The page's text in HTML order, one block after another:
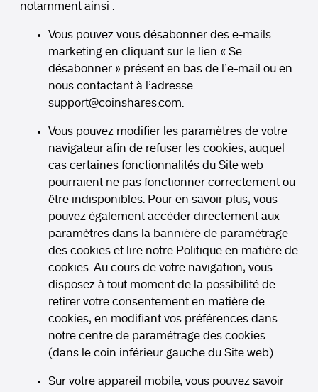
notamment ainsi :
Vous pouvez vous désabonner des e-mails
marketing en cliquant sur le lien « Se
désabonner » présent en bas de l’e-mail ou en
nous contactant à l’adresse
support@coinshares.com
Vous pouvez modifier les paramètres de votre
navigateur afin de refuser les cookies, auquel
cas certaines fonctionnalités du Site web
pourraient ne pas fonctionner correctement ou
être indisponibles. Pour en savoir plus, vous
pouvez également accéder directement aux
paramètres dans la bannière de paramétrage
des cookies et lire notre Politique en matière de
cookies. Au cours de votre navigation, vous
disposez à tout moment de la possibilité de
retirer votre consentement en matière de
cookies, en modifiant vos préférences dans
notre centre de paramétrage des cookies
(dans le coin inférieur gauche du Site web).
Sur votre appareil mobile, vous pouvez savoir